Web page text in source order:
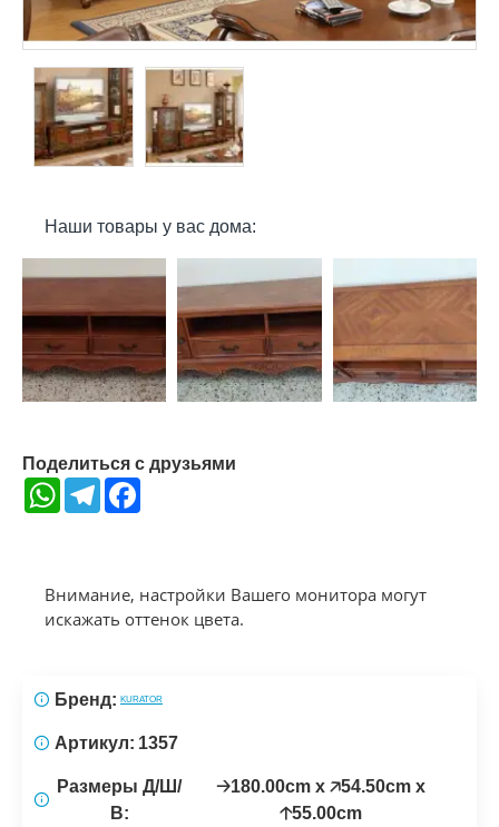
Наши товары у вас дома:
Поделиться с друзьями
WhatsAppTelegram
Внимание, настройки Вашего монитора могут
искажать оттенок цвета.
Бренд: KURATOR
Артикул: 1357
Размеры Д/Ш/
В:
🡢180.00cm x 🡥54.50cm x
🡡55.00cm